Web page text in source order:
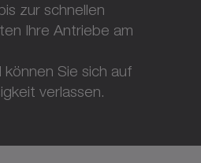
zur schnellen
Ihre Antriebe am
können Sie sich auf
verlassen.